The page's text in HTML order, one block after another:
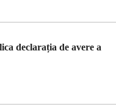
declarația de avere a